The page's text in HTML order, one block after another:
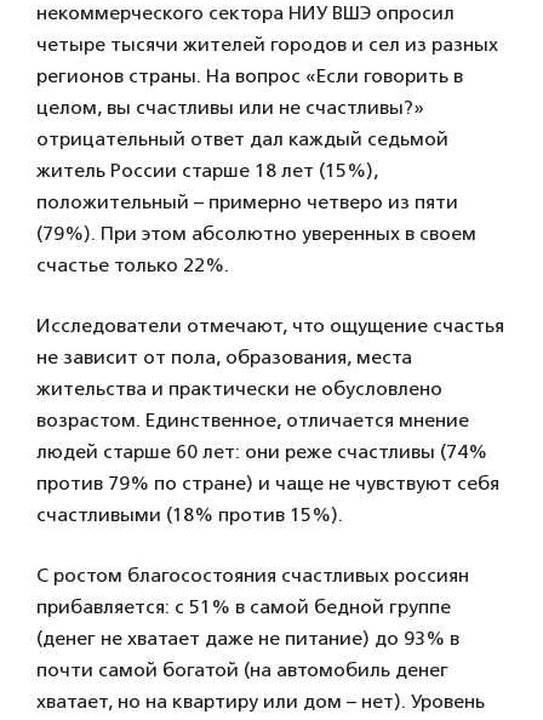
некоммерческого сектора НИУ ВШЭ опросил
четыре тысячи жителей городов и сел из разных
регионов страны. На вопрос «Если говорить в
целом, вы счастливы или не счастливы?»
отрицательный ответ дал каждый седьмой
житель России старше 18 лет (15%),
положительный – примерно четверо из пяти
(79%). При этом абсолютно уверенных в своем
счастье только 22%.
Исследователи отмечают, что ощущение счастья
не зависит от пола, образования, места
жительства и практически не обусловлено
возрастом. Единственное, отличается мнение
людей старше 60 лет: они реже счастливы (74%
против 79% по стране) и чаще не чувствуют себя
счастливыми (18% против 15%).
С ростом благосостояния счастливых россиян
прибавляется: с 51% в самой бедной группе
(денег не хватает даже не питание) до 93% в
почти самой богатой (на автомобиль денег
хватает, но на квартиру или дом – нет). Уровень